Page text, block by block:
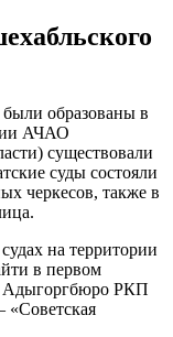
образованы в
АЧАО
существовали
суды состояли
черкесов, также в
на территории
в первом
Адыгоргбюро РКП